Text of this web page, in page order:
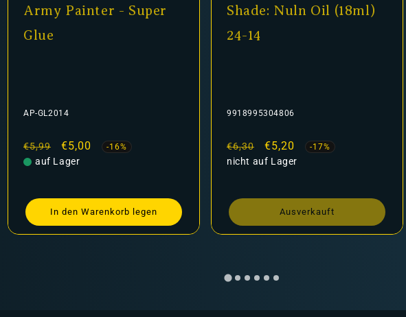
Army Painter - Super
Glue
AP-GL2014
Normaler
Preis
€5,99 Verkaufspreis
€5,00 -16%
auf Lager
In den Warenkorb legen
Shade: Nuln Oil (18ml)
24-14
9918995304806
Normaler
Preis
€6,30 Verkaufspreis
€5,20 -17%
nicht auf Lager
Ausverkauft